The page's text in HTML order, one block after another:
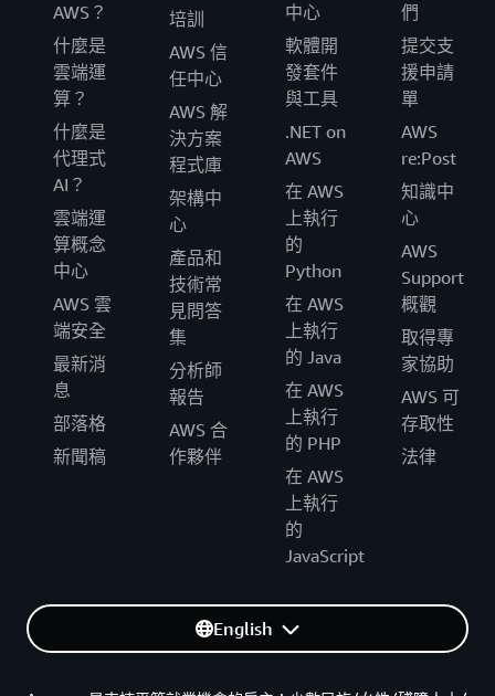
AWS？
什麼是
雲端運
算？
什麼是
代理式
AI？
雲端運
算概念
中心
AWS 雲
端安全
最新消
息
部落格
新聞稿
培訓
AWS 信
任中心
AWS 解
決方案
程式庫
架構中
心
產品和
技術常
見問答
集
分析師
報告
AWS 合
作夥伴
中心
軟體開
發套件
與工具
.NET on
AWS
在 AWS
上執行
的
Python
在 AWS
上執行
的 Java
在 AWS
上執行
的 PHP
在 AWS
上執行
的
JavaScript
們
提交支
援申請
單
AWS
re:Post
知識中
心
AWS
Support
概觀
取得專
家協助
AWS 可
存取性
法律
English